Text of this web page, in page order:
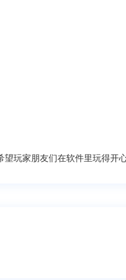
玩家朋友们在软件里玩得开心